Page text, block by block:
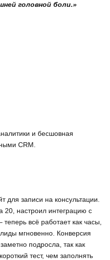
головной боли.»
и бесшовная
CRM.
для записи на консультации.
20, настроил интеграцию с
всё работает как часы,
мгновенно. Конверсия
подросла, так как
тест, чем заполнять